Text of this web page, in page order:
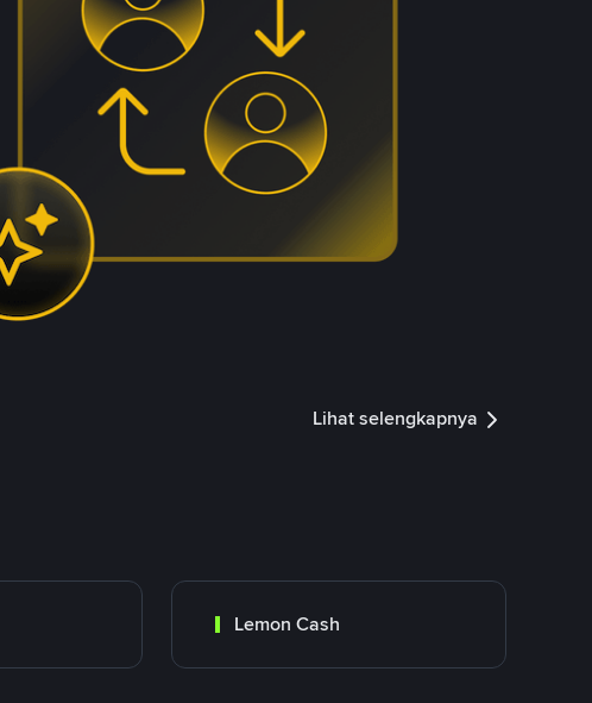
Lihat selengkapnya
Lemon Cash